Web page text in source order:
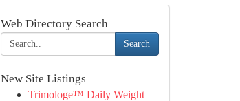
Web Directory Search
Search
New Site Listings
Trimologe™ Daily Weight